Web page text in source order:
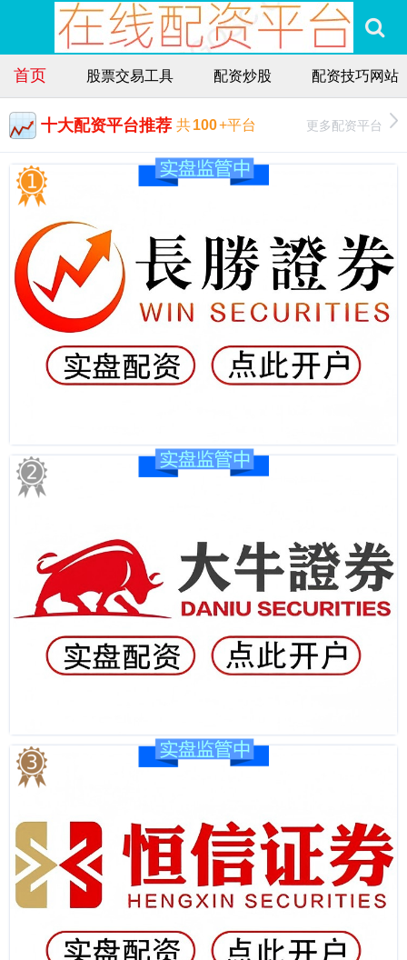
首页 股票交易工具 配资炒股 配资技巧网站
十大配资平台推荐 共100+平台 更多配资平台